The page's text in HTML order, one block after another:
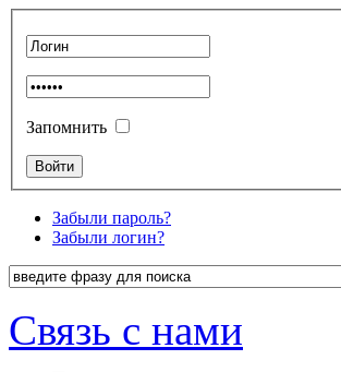
Запомнить
Забыли пароль?
Забыли логин?
Связь с нами